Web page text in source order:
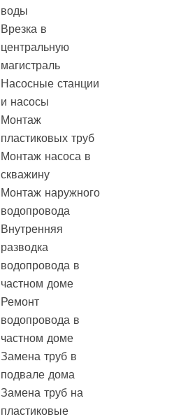
воды
Врезка в
центральную
магистраль
Насосные станции
и насосы
Монтаж
пластиковых труб
Монтаж насоса в
скважину
Монтаж наружного
водопровода
Внутренняя
разводка
водопровода в
частном доме
Ремонт
водопровода в
частном доме
Замена труб в
подвале дома
Замена труб на
пластиковые